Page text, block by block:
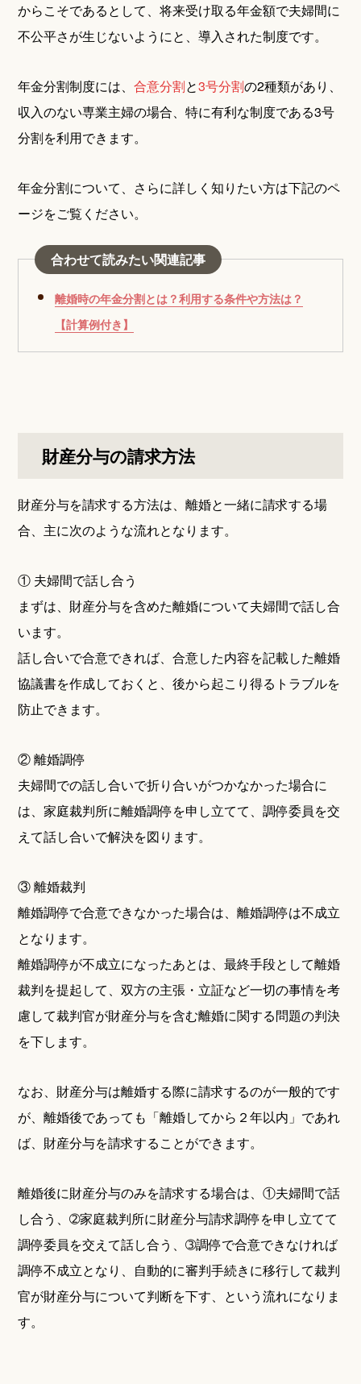
からこそであるとして、将来受け取る年金額で夫婦間に
不公平さが生じないようにと、導入された制度です。
年金分割制度には、合意分割と3号分割の2種類があり、
収入のない専業主婦の場合、特に有利な制度である3号
分割を利用できます。
年金分割について、さらに詳しく知りたい方は下記のペ
ージをご覧ください。
合わせて読みたい関連記事
離婚時の年金分割とは？利用する条件や方法は？
【計算例付き】
財産分与の請求方法
財産分与を請求する方法は、離婚と一緒に請求する場
合、主に次のような流れとなります。
① 夫婦間で話し合う
まずは、財産分与を含めた離婚について夫婦間で話し合
います。
話し合いで合意できれば、合意した内容を記載した離婚
協議書を作成しておくと、後から起こり得るトラブルを
防止できます。
② 離婚調停
夫婦間での話し合いで折り合いがつかなかった場合に
は、家庭裁判所に離婚調停を申し立てて、調停委員を交
えて話し合いで解決を図ります。
③ 離婚裁判
離婚調停で合意できなかった場合は、離婚調停は不成立
となります。
離婚調停が不成立になったあとは、最終手段として離婚
裁判を提起して、双方の主張・立証など一切の事情を考
慮して裁判官が財産分与を含む離婚に関する問題の判決
を下します。
なお、財産分与は離婚する際に請求するのが一般的です
が、離婚後であっても「離婚してから２年以内」であれ
ば、財産分与を請求することができます。
離婚後に財産分与のみを請求する場合は、①夫婦間で話
し合う、➁家庭裁判所に財産分与請求調停を申し立てて
調停委員を交えて話し合う、➂調停で合意できなければ
調停不成立となり、自動的に審判手続きに移行して裁判
官が財産分与について判断を下す、という流れになりま
す。